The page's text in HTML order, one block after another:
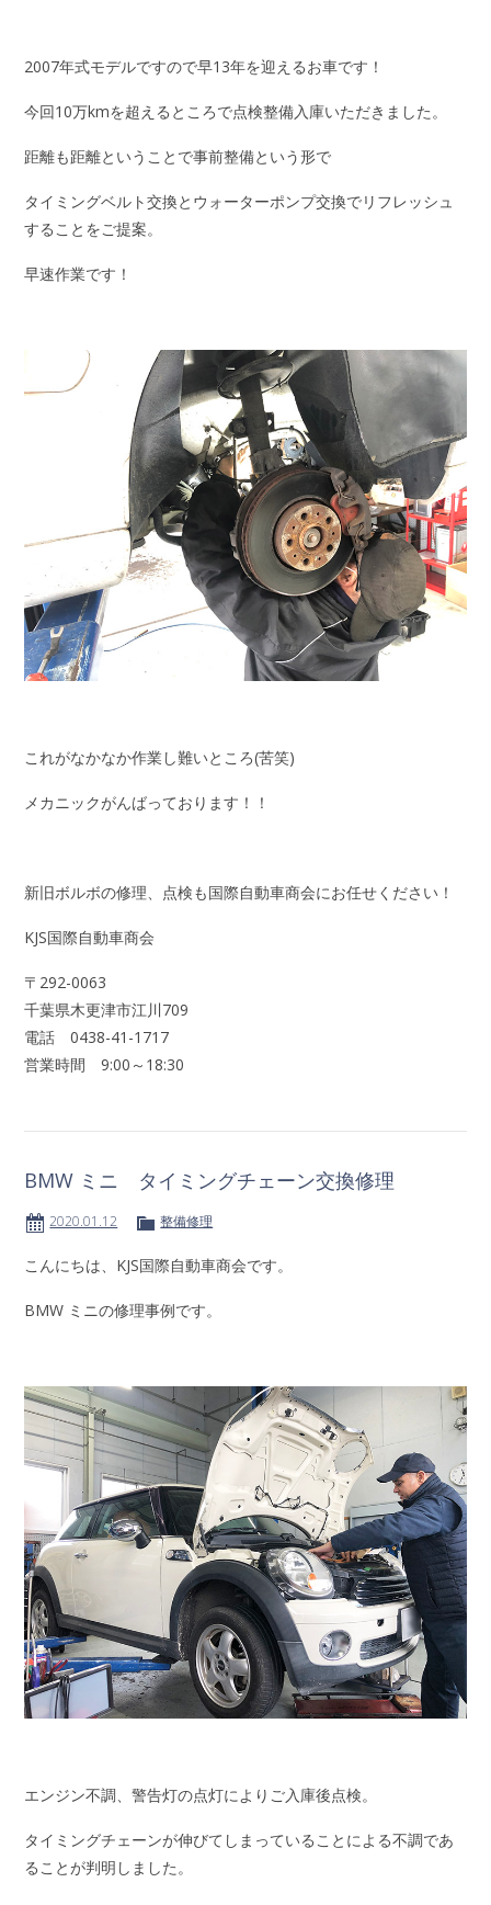
2007年式モデルですので早13年を迎えるお車です！
今回10万kmを超えるところで点検整備入庫いただきました。
距離も距離ということで事前整備という形で
タイミングベルト交換とウォーターポンプ交換でリフレッシュ
することをご提案。
早速作業です！
これがなかなか作業し難いところ(苦笑)
メカニックがんばっております！！
新旧ボルボの修理、点検も国際自動車商会にお任せください！
KJS国際自動車商会
〒292-0063
千葉県木更津市江川709
電話 0438-41-1717
営業時間 9:00～18:30
BMW ミニ タイミングチェーン交換修理
2020.01.12 整備修理
こんにちは、KJS国際自動車商会です。
BMW ミニの修理事例です。
エンジン不調、警告灯の点灯によりご入庫後点検。
タイミングチェーンが伸びてしまっていることによる不調であ
ることが判明しました。